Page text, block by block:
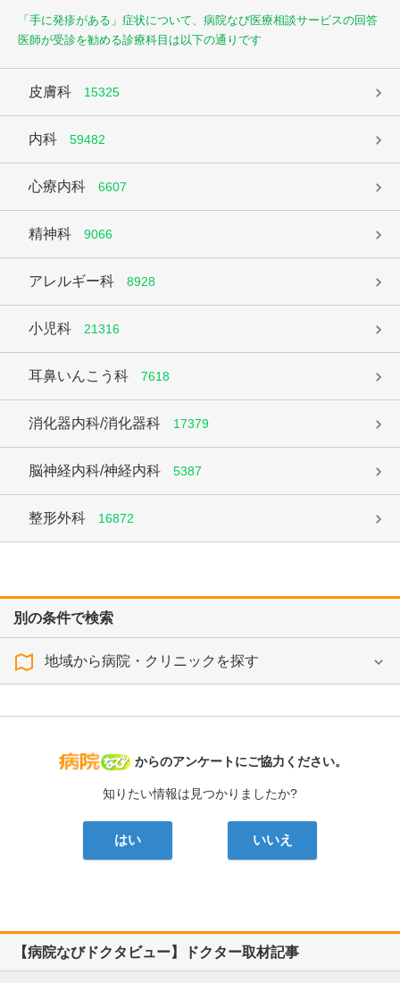
「手に発疹がある」症状について、病院なび医療相談サービスの回答
医師が受診を勧める診療科目は以下の通りです
皮膚科 15325
内科 59482
心療内科 6607
精神科 9066
アレルギー科 8928
小児科 21316
耳鼻いんこう科 7618
消化器内科/消化器科 17379
脳神経内科/神経内科 5387
整形外科 16872
別の条件で検索
地域から病院・クリニックを探す
病院なび
からのアンケートにご協力ください。
知りたい情報は見つかりましたか?
はい いいえ
【病院なびドクタビュー】ドクター取材記事